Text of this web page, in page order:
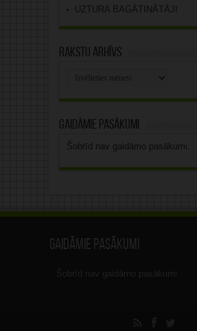
UZTURA BAGĀTINĀTĀJI
Rakstu arhīvs
Gaidāmie pasākumi
Šobrīd nav gaidāmo pasākumi.
Gaidāmie pasākumi
Šobrīd nav gaidāmo pasākumi.